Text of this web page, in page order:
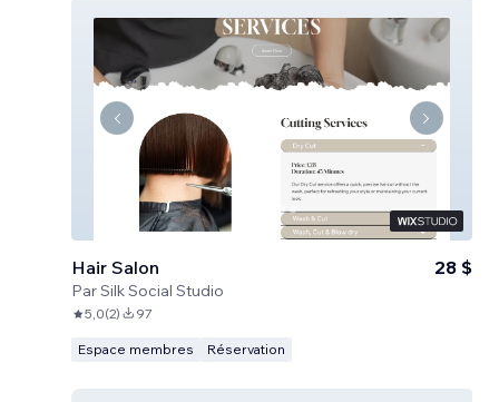
Hair Salon
ParSilk Social Studio
28 $
5,0(2) 97
Espace membres Réservation